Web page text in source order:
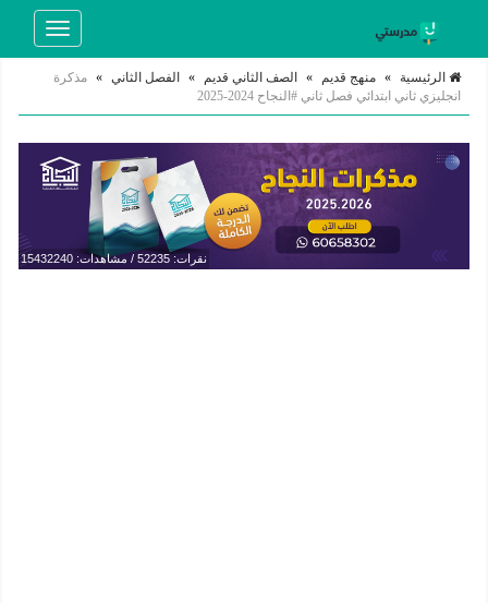
Toggle
الرئيسية » منهج قديم » الصف الثاني قديم » الفصل الثاني » مذكرة
انجليزي ثاني ابتدائي فصل ثاني #النجاح 2024-2025
نقرات: 52235 / مشاهدات: 15432240